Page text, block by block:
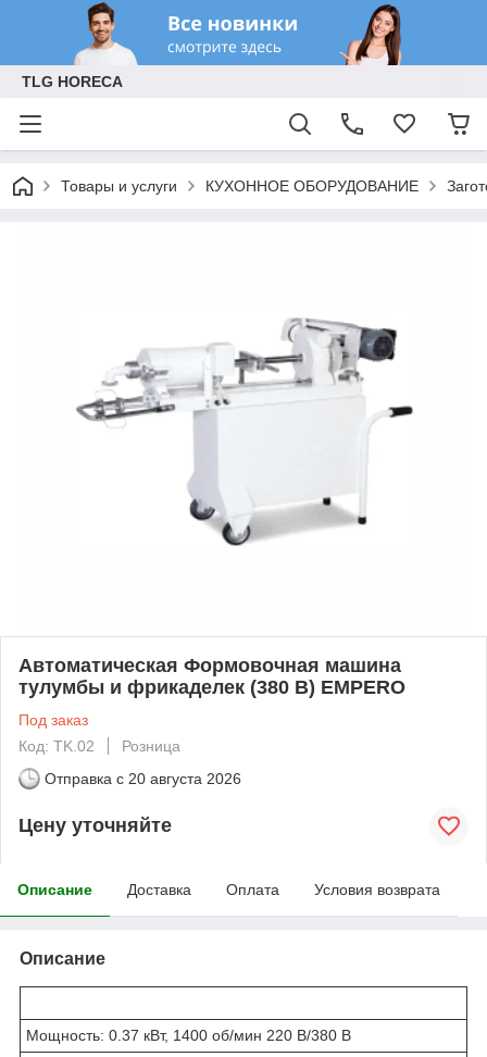
TLG HORECA
Товары и услуги КУХОННОЕ ОБОРУДОВАНИЕ
Автоматическая Формовочная машина
тулумбы и фрикаделек (380 В) EMPERO
Под заказ
Код: TK.02
Розница
Отправка с 20 августа 2026
Цену уточняйте
Описание Доставка Оплата Условия возврата
Описание
Мощность: 0.37 кВт, 1400 об/мин 220 В/380 В